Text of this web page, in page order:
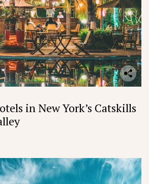
in New York’s Catskills